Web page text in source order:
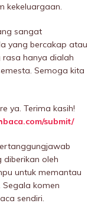
kekeluargaan.
sangat
yang bercakap atau
hanya dialah
Semoga kita
ya. Terima kasih!
submit/
diberikan oleh
untuk memantau
komen
sendiri.